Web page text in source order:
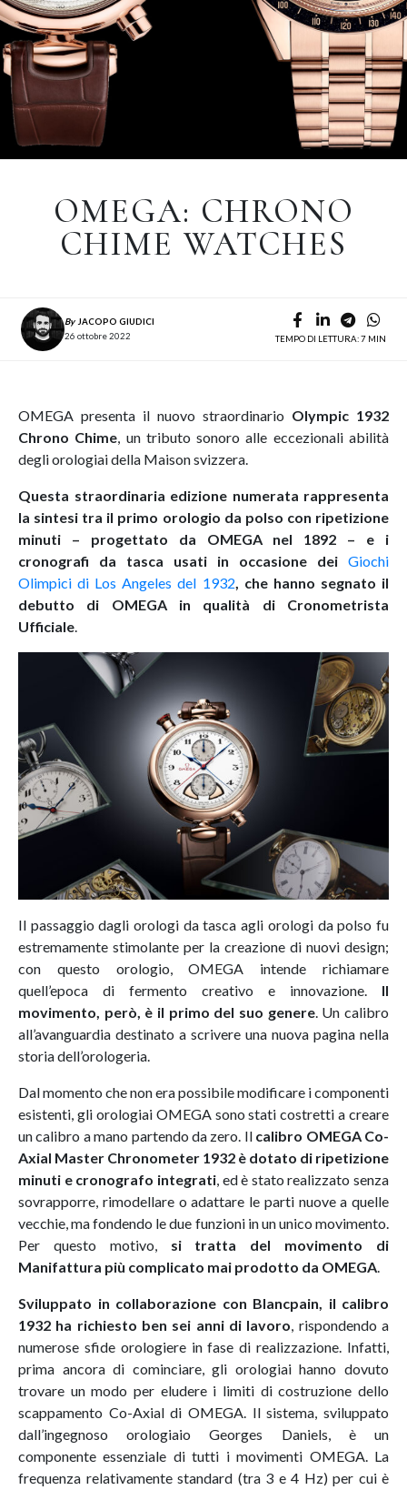
OMEGA: CHRONO
CHIME WATCHES
By JACOPO GIUDICI
26 ottobre 2022
TEMPO DI LETTURA: 7 MIN
OMEGA presenta il nuovo straordinario Olympic 1932
Chrono Chime, un tributo sonoro alle eccezionali abilità
degli orologiai della Maison svizzera.
Questa straordinaria edizione numerata rappresenta
la sintesi tra il primo orologio da polso con ripetizione
minuti – progettato da OMEGA nel 1892 – e i
cronografi da tasca usati in occasione dei Giochi
Olimpici di Los Angeles del 1932, che hanno segnato il
debutto di OMEGA in qualità di Cronometrista
Ufficiale.
Il passaggio dagli orologi da tasca agli orologi da polso fu
estremamente stimolante per la creazione di nuovi design;
con questo orologio, OMEGA intende richiamare
quell’epoca di fermento creativo e innovazione. Il
movimento, però, è il primo del suo genere. Un calibro
all’avanguardia destinato a scrivere una nuova pagina nella
storia dell’orologeria.
Dal momento che non era possibile modificare i componenti
esistenti, gli orologiai OMEGA sono stati costretti a creare
un calibro a mano partendo da zero. Il calibro OMEGA Co-
Axial Master Chronometer 1932 è dotato di ripetizione
minuti e cronografo integrati, ed è stato realizzato senza
sovrapporre, rimodellare o adattare le parti nuove a quelle
vecchie, ma fondendo le due funzioni in un unico movimento.
Per questo motivo, si tratta del movimento di
Manifattura più complicato mai prodotto da OMEGA.
Sviluppato in collaborazione con Blancpain, il calibro
1932 ha richiesto ben sei anni di lavoro, rispondendo a
numerose sfide orologiere in fase di realizzazione. Infatti,
prima ancora di cominciare, gli orologiai hanno dovuto
trovare un modo per eludere i limiti di costruzione dello
scappamento Co-Axial di OMEGA. Il sistema, sviluppato
dall’ingegnoso orologiaio Georges Daniels, è un
componente essenziale di tutti i movimenti OMEGA. La
frequenza relativamente standard (tra 3 e 4 Hz) per cui è